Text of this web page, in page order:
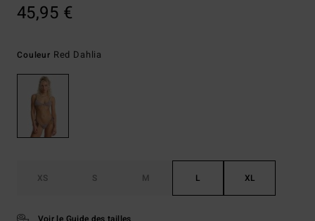
45,95 €
Couleur Red Dahlia
XS S M L XL